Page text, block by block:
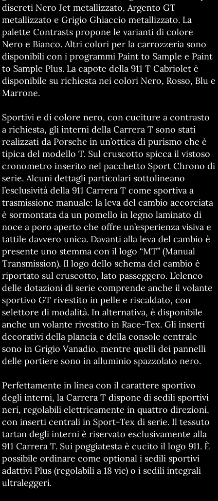
discreti Nero Jet metallizzato, Argento GT
metallizzato e Grigio Ghiaccio metallizzato. La
palette Contrasts propone le varianti di colore
Nero e Bianco. Altri colori per la carrozzeria sono
disponibili con i programmi Paint to Sample e Paint
to Sample Plus. La capote della 911 T Cabriolet è
disponibile su richiesta nei colori Nero, Rosso, Blu e
Marrone.
Sportivi e di colore nero, con cuciture a contrasto
a richiesta, gli interni della Carrera T sono stati
realizzati da Porsche in un’ottica di purismo che è
tipica del modello T. Sul cruscotto spicca il vistoso
cronometro inserito nel pacchetto Sport Chrono di
serie. Alcuni dettagli particolari sottolineano
l’esclusività della 911 Carrera T come sportiva a
trasmissione manuale: la leva del cambio accorciata
è sormontata da un pomello in legno laminato di
noce a poro aperto che offre un’esperienza visiva e
tattile davvero unica. Davanti alla leva del cambio è
presente uno stemma con il logo “MT” (Manual
Transmission). Il logo dello schema del cambio è
riportato sul cruscotto, lato passeggero. L’elenco
delle dotazioni di serie comprende anche il volante
sportivo GT rivestito in pelle e riscaldato, con
selettore di modalità. In alternativa, è disponibile
anche un volante rivestito in Race-Tex. Gli inserti
decorativi della plancia e della console centrale
sono in Grigio Vanadio, mentre quelli dei pannelli
delle portiere sono in alluminio spazzolato nero.
Perfettamente in linea con il carattere sportivo
degli interni, la Carrera T dispone di sedili sportivi
neri, regolabili elettricamente in quattro direzioni,
con inserti centrali in Sport-Tex di serie. Il tessuto
tartan degli interni è riservato esclusivamente alla
911 Carrera T. Sui poggiatesta è cucito il logo 911. È
possibile ordinare come optional i sedili sportivi
adattivi Plus (regolabili a 18 vie) o i sedili integrali
ultraleggeri.